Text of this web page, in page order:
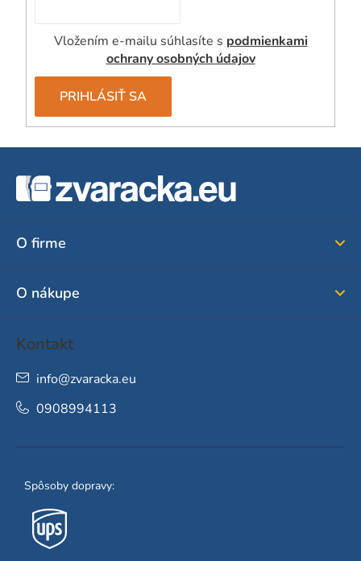
Vložením e-mailu súhlasíte s podmienkami
ochrany osobných údajov
PRIHLÁSIŤ SA
O firme
O nákupe
Kontakt
info@zvaracka.eu
0908994113
Spôsoby dopravy: